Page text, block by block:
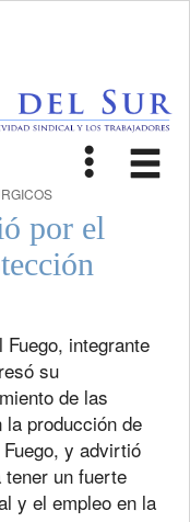
Toggle
por el
integrante
su
de las
la producción de
y advirtió
un fuerte
y el empleo en la